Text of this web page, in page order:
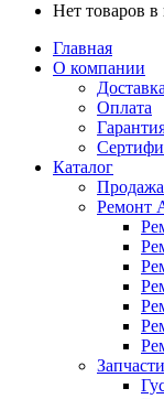
Нет товаров в
Главная
О компании
Доставка
Оплата
Каталог
Ремонт